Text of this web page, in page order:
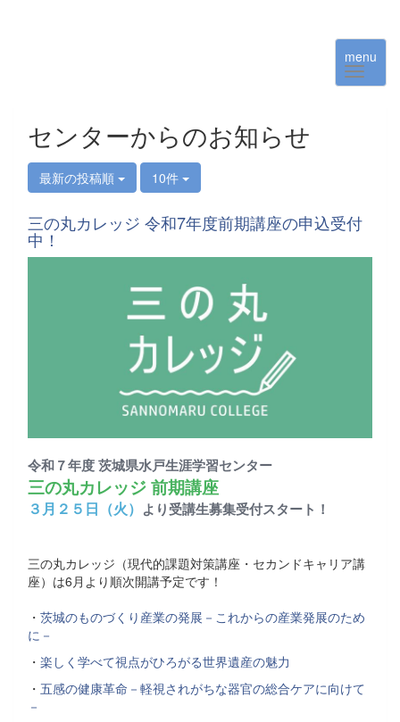
menu
センターからのお知らせ
最新の投稿順 10件
三の丸カレッジ 令和7年度前期講座の申込受付
中！
令和７年度 茨城県水戸生涯学習センター
三の丸カレッジ 前期講座
３月２５日（火） より受講生募集受付スタート！
三の丸カレッジ（現代的課題対策講座・セカンドキャリア講
座）は6月より順次開講予定です！
・ 茨城のものづくり産業の発展－これからの産業発展のため
に－
・ 楽しく学べて視点がひろがる世界遺産の魅力
・ 五感の健康革命－軽視されがちな器官の総合ケアに向けて
－